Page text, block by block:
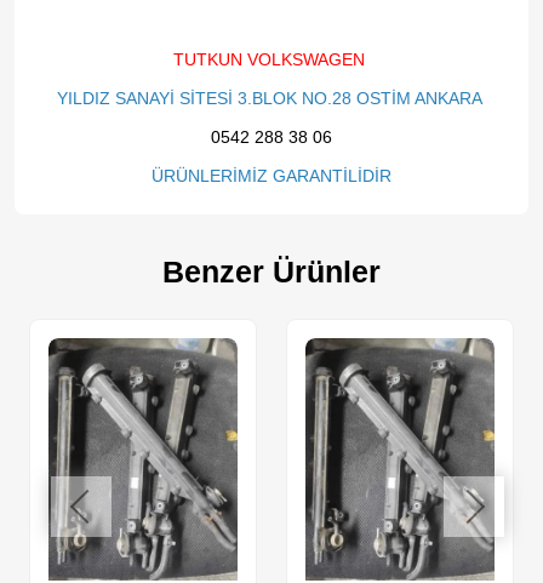
TUTKUN VOLKSWAGEN
YILDIZ SANAYİ SİTESİ 3.BLOK NO.28 OSTİM ANKARA
0542 288 38 06
ÜRÜNLERİMİZ GARANTİLİDİR
Benzer Ürünler